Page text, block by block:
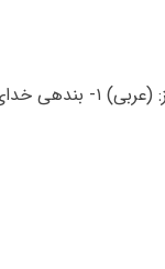
معنی اسم عبدالعزیز عبدالعزیز